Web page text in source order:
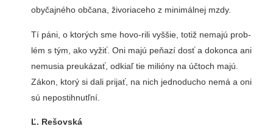
obyčajného občana, živoria­ceho z minimálnej mzdy.
Tí páni, o ktorých sme hovo-rili vyššie, totiž nemajú prob­
lém s tým, ako vyžiť. Oni majú peňazí dosť a dokonca ani
nemusia preukázať, od­kiaľ tie milióny na účtoch majú.
Zákon, ktorý si dali pri­jať, na nich jednoducho nemá a oni
sú nepostihnutľní.
Ľ. Rešovská